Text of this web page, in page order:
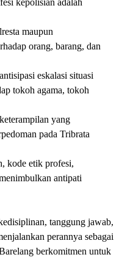
kepolisian adalah
maupun
orang, barang, dan
eskalasi situasi
tokoh agama, tokoh
yang
pada Tribrata
kode etik profesi,
antipati
tanggung jawab,
perannya sebagai
berkomitmen untuk